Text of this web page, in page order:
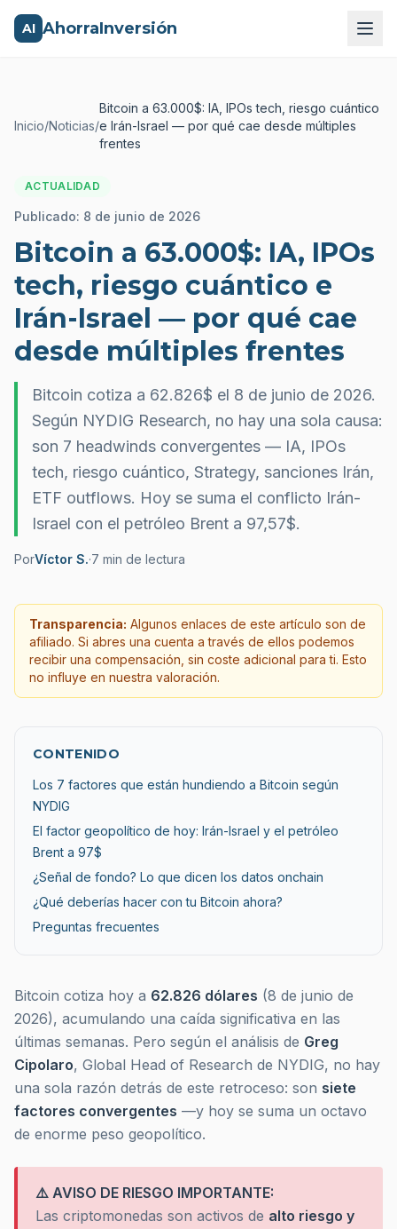
AI AhorraInversión
Inicio/Noticias/
Bitcoin a 63.000$: IA, IPOs tech, riesgo cuántico
e Irán-Israel — por qué cae desde múltiples
frentes
ACTUALIDAD
Publicado: 8 de junio de 2026
Bitcoin a 63.000$: IA, IPOs
tech, riesgo cuántico e
Irán-Israel — por qué cae
desde múltiples frentes
Bitcoin cotiza a 62.826$ el 8 de junio de 2026.
Según NYDIG Research, no hay una sola causa:
son 7 headwinds convergentes — IA, IPOs
tech, riesgo cuántico, Strategy, sanciones Irán,
ETF outflows. Hoy se suma el conflicto Irán-
Israel con el petróleo Brent a 97,57$.
PorVíctor S.·7 min de lectura
Transparencia: Algunos enlaces de este artículo son de
afiliado. Si abres una cuenta a través de ellos podemos
recibir una compensación, sin coste adicional para ti. Esto
no influye en nuestra valoración.
CONTENIDO
Los 7 factores que están hundiendo a Bitcoin según
NYDIG
El factor geopolítico de hoy: Irán-Israel y el petróleo
Brent a 97$
¿Señal de fondo? Lo que dicen los datos onchain
¿Qué deberías hacer con tu Bitcoin ahora?
Preguntas frecuentes
Bitcoin cotiza hoy a 62.826 dólares (8 de junio de
2026), acumulando una caída significativa en las
últimas semanas. Pero según el análisis de Greg
Cipolaro, Global Head of Research de NYDIG, no hay
una sola razón detrás de este retroceso: son siete
factores convergentes —y hoy se suma un octavo
de enorme peso geopolítico.
⚠️ AVISO DE RIESGO IMPORTANTE:
Las criptomonedas son activos de alto riesgo y